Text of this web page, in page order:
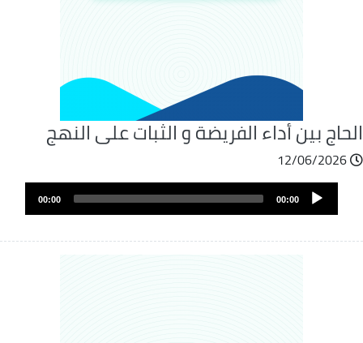
بين أداء الفريضة و الثبات على النهج
12/06/2026
ملفAudio
Player
00:00
00:00